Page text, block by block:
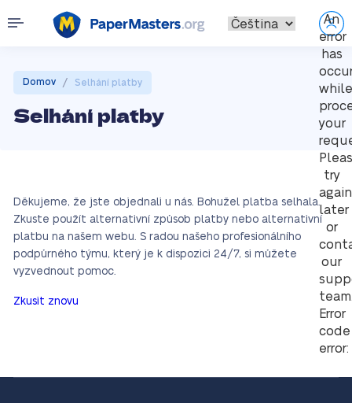
An
error
has
while
your
try
again
later
or
our
Error
code
error:
Domov / Selhání platby
Selhání platby
Děkujeme, že jste objednali u nás. Bohužel platba selhala.
Zkuste použít alternativní způsob platby nebo alternativní
platbu na našem webu. S radou našeho profesionálního
podpůrného týmu, který je k dispozici 24/7, si můžete
vyzvednout pomoc.
Zkusit znovu